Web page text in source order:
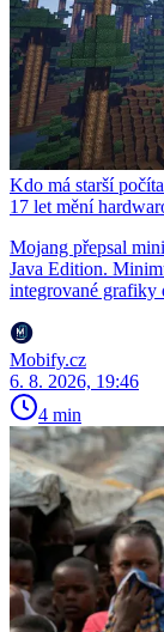
Kdo má starší
17 let mění
Mojang přepsal
Java Edition.
integrované grafiky
Mobify.cz
6. 8. 2026, 19:46
4 min